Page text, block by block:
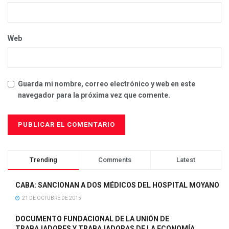
Web
Guarda mi nombre, correo electrónico y web en este
navegador para la próxima vez que comente.
Trending Comments Latest
CABA: SANCIONAN A DOS MÉDICOS DEL HOSPITAL MOYANO
21 DE OCTUBRE DE 2015
DOCUMENTO FUNDACIONAL DE LA UNIÓN DE